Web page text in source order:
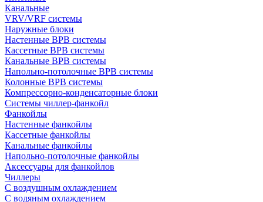
Канальные
VRV/VRF системы
Наружные блоки
Настенные ВРВ системы
Кассетные ВРВ системы
Канальные ВРВ системы
Напольно-потолочные ВРВ системы
Колонные ВРВ системы
Компрессорно-конденсаторные блоки
Системы чиллер-фанкойл
Фанкойлы
Настенные фанкойлы
Кассетные фанкойлы
Канальные фанкойлы
Напольно-потолочные фанкойлы
Аксессуары для фанкойлов
Чиллеры
С воздушным охлаждением
С водяным охлаждением